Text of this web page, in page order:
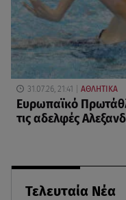
Τελευταία Νέα
31.07.26, 21:41 ΑΘΛΗΤΙΚΑ
Ευρωπαϊκό
τις αδελφές